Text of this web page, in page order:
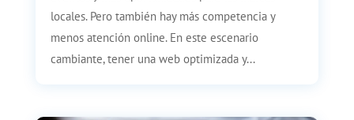
locales. Pero también hay más competencia y
menos atención online. En este escenario
cambiante, tener una web optimizada y...